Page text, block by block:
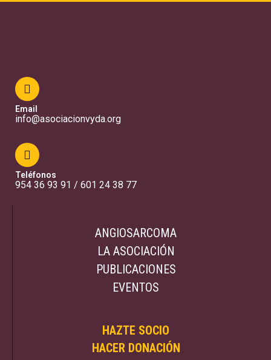
Email
info@asociacionvyda.org
Teléfonos
954 36 93 91 / 601 24 38 77
ANGIOSARCOMA
LA ASOCIACIÓN
PUBLICACIONES
EVENTOS
HAZTE SOCIO
HACER DONACIÓN